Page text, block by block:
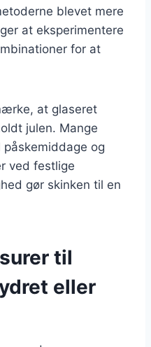
blevet mere
at eksperimentere
for at
at glaseret
julen. Mange
og
ved festlige
gør skinken til en
til
eller